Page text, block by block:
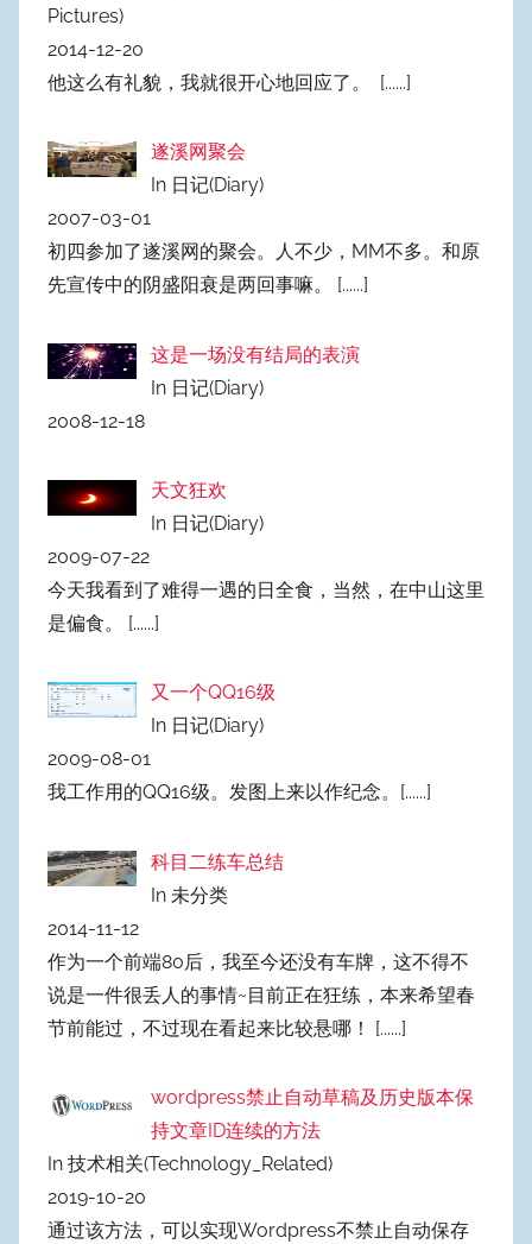
Pictures)
2014-12-20
他这么有礼貌，我就很开心地回应了。 [......]
遂溪网聚会
In 日记(Diary)
2007-03-01
初四参加了遂溪网的聚会。人不少，MM不多。和原
先宣传中的阴盛阳衰是两回事嘛。
[......]
这是一场没有结局的表演
In 日记(Diary)
2008-12-18
天文狂欢
In 日记(Diary)
2009-07-22
今天我看到了难得一遇的日全食，当然，在中山这里
是偏食。 [......]
又一个QQ16级
In 日记(Diary)
2009-08-01
我工作用的QQ16级。发图上来以作纪念。
[......]
科目二练车总结
In 未分类
2014-11-12
作为一个前端80后，我至今还没有车牌，这不得不
说是一件很丢人的事情~目前正在狂练，本来希望春
节前能过，不过现在看起来比较悬哪！ [......]
wordpress禁止自动草稿及历史版本保
持文章ID连续的方法
In 技术相关(Technology_Related)
2019-10-20
通过该方法，可以实现Wordpress不禁止自动保存